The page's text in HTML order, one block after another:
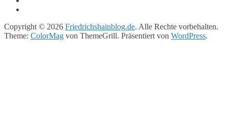
Copyright © 2026 Friedrichshainblog.de. Alle Rechte vorbehalten.
Theme: ColorMag von ThemeGrill. Präsentiert von WordPress.